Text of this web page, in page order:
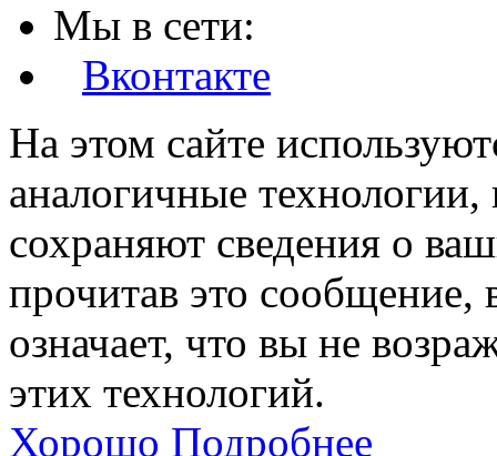
Мы в сети:
Вконтакте
На этом сайте
аналогичные технологии,
сохраняют сведения о
прочитав это сообщение,
означает, что вы не
этих технологий.
Хорошо Подробнее